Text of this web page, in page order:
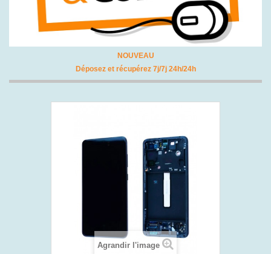
NOUVEAU
Déposez et récupérez 7j/7j 24h/24h
Agrandir l'image